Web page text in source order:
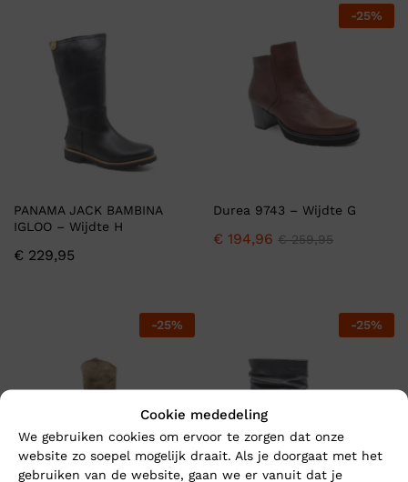
Cookie mededeling
We gebruiken cookies om ervoor te zorgen dat onze
website zo soepel mogelijk draait. Als je doorgaat met het
gebruiken van de website, gaan we er vanuit dat je
PANAMA JACK BAMBINA
IGLOO – Wijdte H
€ 229,95
-25%
Durea 9743 – Wijdte G
€ 194,96 €259,95
-25% -25%